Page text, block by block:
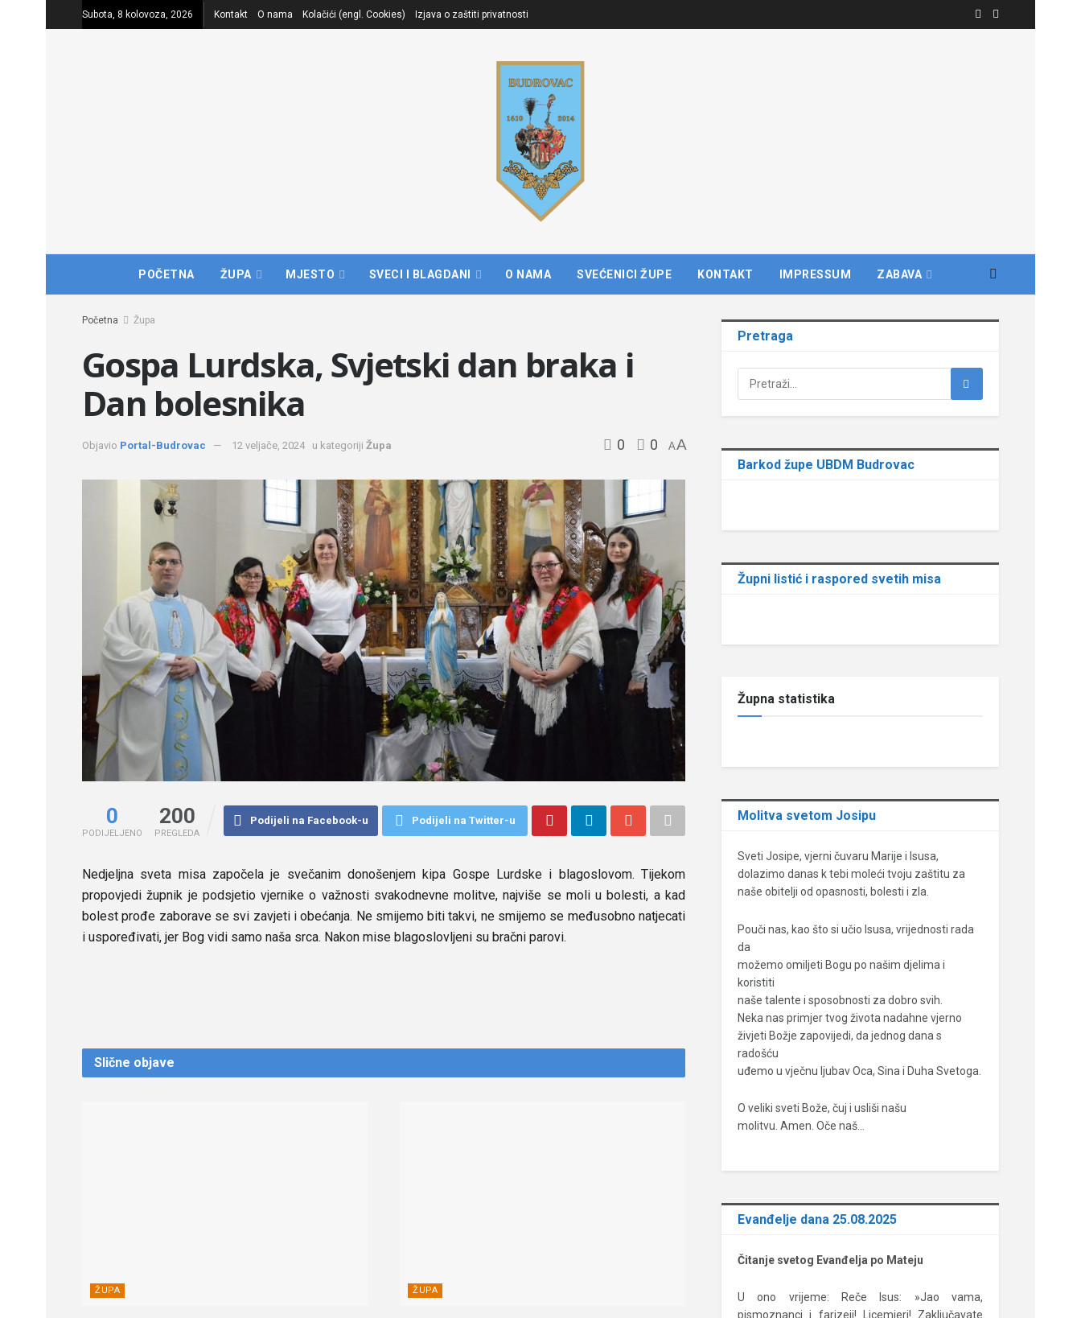
Subota, 8 kolovoza, 2026 Kontakt O nama Kolačići (engl. Cookies) Izjava o zaštiti privatnosti
POČETNA ŽUPA MJESTO SVECI I BLAGDANI O NAMA SVEĆENICI ŽUPE KONTAKT IMPRESSUM ZABAVA
Početna Župa
Gospa Lurdska, Svjetski dan braka i
Dan bolesnika
Objavio Portal-Budrovac 12 veljače, 2024 u kategoriji Župa 0 0 AA
0
PODIJELJENO
200
PREGLEDA
Podijeli na Facebook-u Podijeli na Twitter-u
Nedjeljna sveta misa započela je svečanim donošenjem kipa Gospe Lurdske i blagoslovom. Tijekom
propovjedi župnik je podsjetio vjernike o važnosti svakodnevne molitve, najviše se moli u bolesti, a kad
bolest prođe zaborave se svi zavjeti i obećanja. Ne smijemo biti takvi, ne smijemo se međusobno natjecati
i uspoređivati, jer Bog vidi samo naša srca. Nakon mise blagoslovljeni su bračni parovi.
Slične objave
ŽUPA ŽUPA
Pretraga
Barkod župe UBDM Budrovac
Župni listić i raspored svetih misa
Župna statistika
Molitva svetom Josipu
Sveti Josipe, vjerni čuvaru Marije i Isusa,
dolazimo danas k tebi moleći tvoju zaštitu za
naše obitelji od opasnosti, bolesti i zla.
Pouči nas, kao što si učio Isusa, vrijednosti rada
da
možemo omiljeti Bogu po našim djelima i
koristiti
naše talente i sposobnosti za dobro svih.
Neka nas primjer tvog života nadahne vjerno
živjeti Božje zapovijedi, da jednog dana s
radošću
uđemo u vječnu ljubav Oca, Sina i Duha Svetoga.
O veliki sveti Bože, čuj i usliši našu
molitvu. Amen. Oče naš…
Evanđelje dana 25.08.2025
Čitanje svetog Evanđelja po Mateju
U ono vrijeme: Reče Isus: »Jao vama,
pismoznanci i farizeji! Licemjeri! Zaključavate